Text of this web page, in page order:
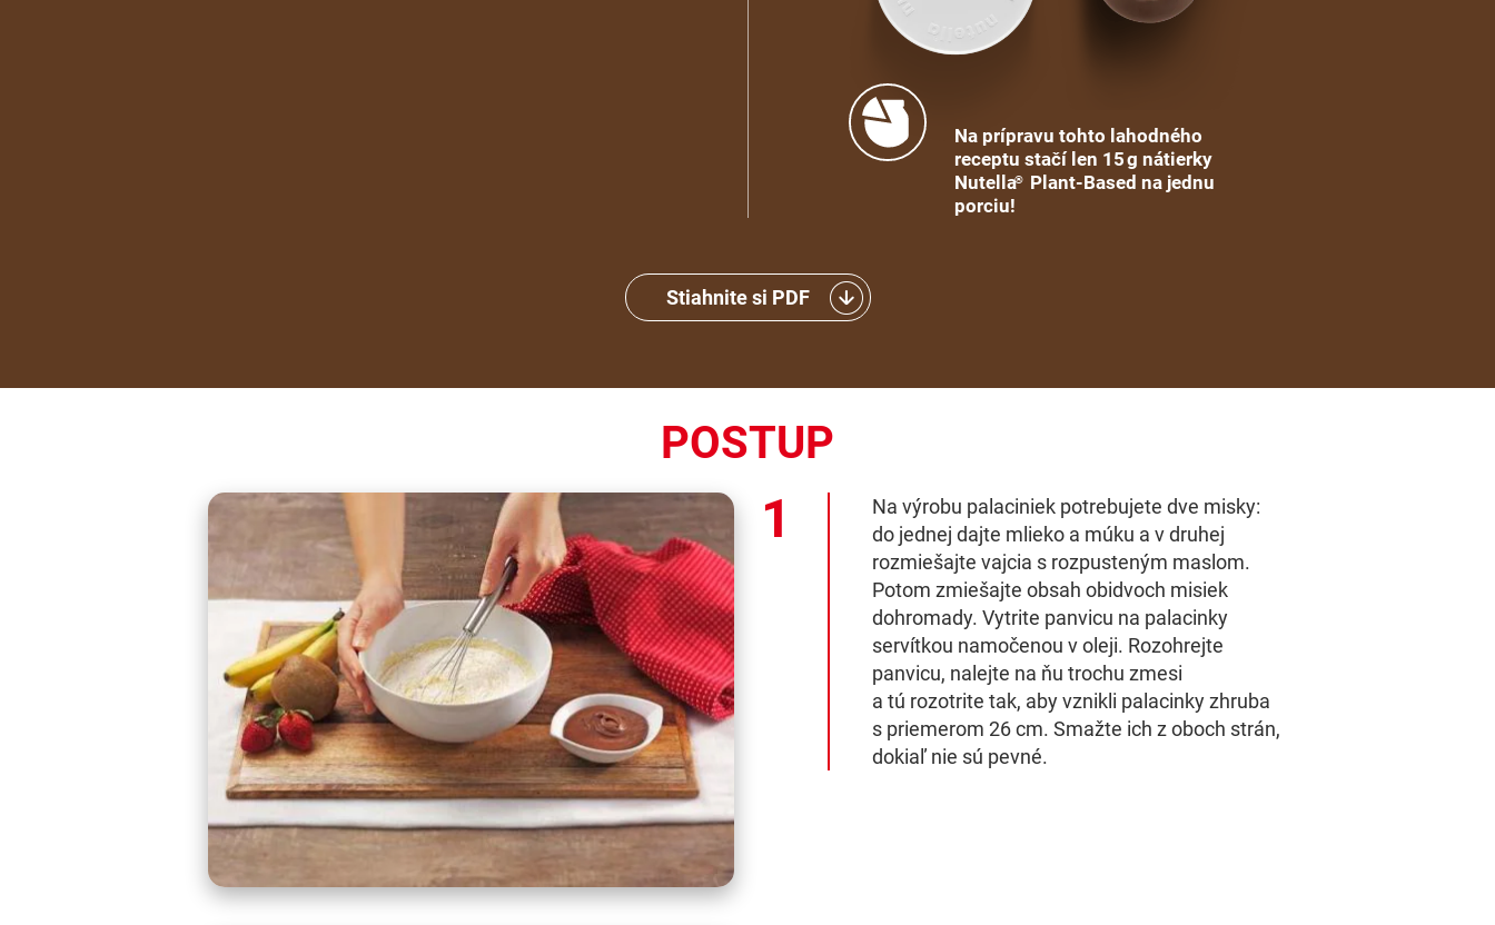
Na prípravu tohto lahodného
receptu stačí len 15 g nátierky
Nutella®
Plant-Based na jednu
porciu!
Stiahnite si PDF
POSTUP
Na výrobu palaciniek potrebujete dve misky:
do jednej dajte mlieko a múku a v druhej
rozmiešajte vajcia s rozpusteným maslom.
Potom zmiešajte obsah obidvoch misiek
dohromady. Vytrite panvicu na palacinky
servítkou namočenou v oleji. Rozohrejte
panvicu, nalejte na ňu trochu zmesi
a tú rozotrite tak, aby vznikli palacinky zhruba
s priemerom 26 cm. Smažte ich z oboch strán,
dokiaľ nie sú pevné.